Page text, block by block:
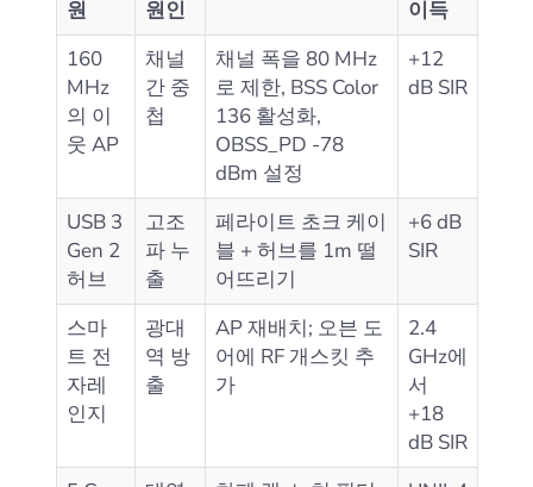
원
원인
이득
160
MHz
의 이
웃 AP
채널
간 중
첩
채널 폭을 80 MHz
로 제한, BSS Color
136 활성화,
OBSS_PD ‑78
dBm 설정
+12
dB SIR
USB 3
Gen 2
허브
고조
파 누
출
페라이트 초크 케이
블 + 허브를 1m 떨
어뜨리기
+6 dB
SIR
스마
트 전
자레
인지
광대
역 방
출
AP 재배치; 오븐 도
어에 RF 개스킷 추
가
2.4
GHz에
서
+18
dB SIR